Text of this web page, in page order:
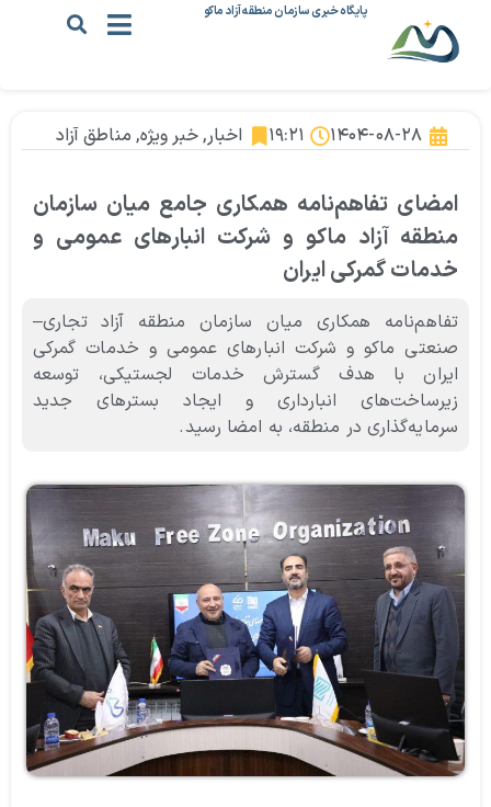
پایگاه خبری سازمان منطقه آزاد ماکو
۱۴۰۴-۰۸-۲۸ ۱۹:۲۱ اخبار,خبر ویژه, مناطق آزاد
امضای تفاهم‌نامه همکاری جامع میان سازمان
منطقه آزاد ماکو و شرکت انبارهای عمومی و
خدمات گمرکی ایران
تفاهم‌نامه همکاری میان سازمان منطقه آزاد تجاری–
صنعتی ماکو و شرکت انبارهای عمومی و خدمات گمرکی
ایران با هدف گسترش خدمات لجستیکی، توسعه
زیرساخت‌های انبارداری و ایجاد بسترهای جدید
سرمایه‌گذاری در منطقه، به امضا رسید.